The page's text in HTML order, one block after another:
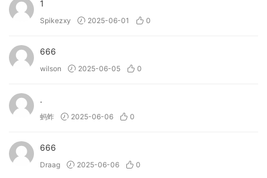
granular effects, placing you at the centre of a dynamic and
VISION 4Xis a powerful visual analysis plugin with
maximum precision that provides a deeper understanding
innovative utility that instantly copies your plugin chain
from one track to countless others, allowing you to spend
producing.
Lifeline Console
brings recordings to life with the warmth
1
Spikezxy 2025-06-01 0
666
wilson 2025-06-05 0
.
蚂蚱 2025-06-06 0
666
Draag 2025-06-06 0